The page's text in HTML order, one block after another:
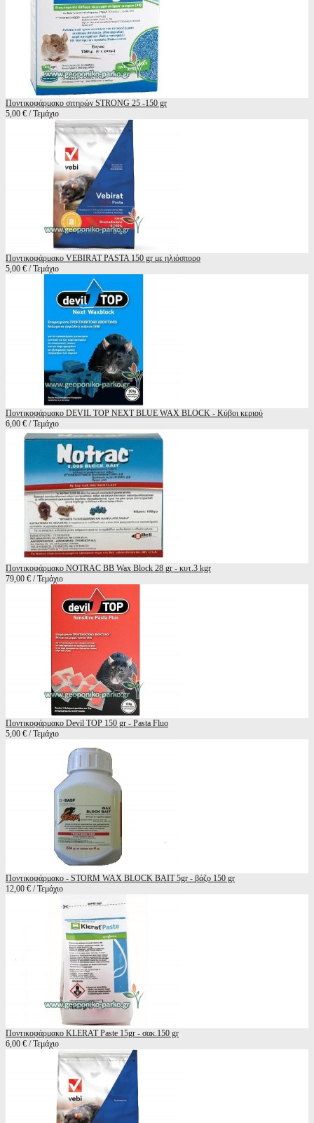
Ποντικοφάρμακο σιτηρών STRONG 25 -150 gr
5,00 € / Τεμάχιο
Ποντικοφάρμακο VEBIRAT PASTA 150 gr με ηλιόσπορο
5,00 € / Τεμάχιο
Ποντικοφάρμακο DEVIL TOP NEXT BLUE WAX BLOCK - Κύβοι κεριού
6,00 € / Τεμάχιο
Ποντικοφάρμακο NOTRAC BB Wax Block 28 gr - κυτ.3 kgr
79,00 € / Τεμάχιο
Ποντικοφάρμακο Devil TOP 150 gr - Pasta Fluo
5,00 € / Τεμάχιο
Ποντικοφάρμακο - STORM WAX BLOCK BAIT 5gr - βάζο 150 gr
12,00 € / Τεμάχιο
Ποντικοφάρμακο KLERAT Paste 15gr - σακ.150 gr
6,00 € / Τεμάχιο